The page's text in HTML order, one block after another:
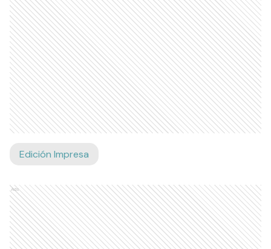
Edición Impresa
Ads